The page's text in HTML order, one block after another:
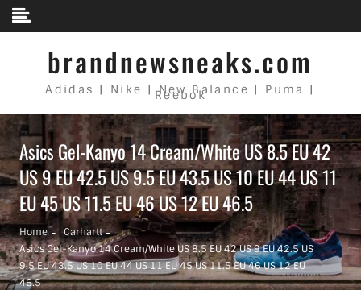
Skip to content
brandnewsneaks.com
Adidas | Nike | New Balance | Puma |
Reebok
Asics Gel-Kanyo 14 Cream/White US 8.5 EU 42
US 9 EU 42.5 US 9.5 EU 43.5 US 10 EU 44 US 11
EU 45 US 11.5 EU 46 US 12 EU 46.5
Home
Carhartt
Asics Gel-Kanyo 14 Cream/White US 8.5 EU 42 US 9 EU 42.5 US
9.5 EU 43.5 US 10 EU 44 US 11 EU 45 US 11.5 EU 46 US 12 EU
46.5